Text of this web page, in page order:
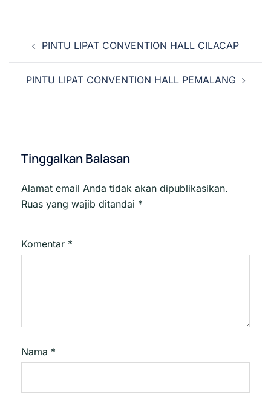
Navigasi
TulisanPINTU LIPAT CONVENTION HALL CILACAP
PINTU LIPAT CONVENTION HALL PEMALANG
Tinggalkan Balasan
Alamat email Anda tidak akan dipublikasikan.
Ruas yang wajib ditandai *
Komentar *
Nama *